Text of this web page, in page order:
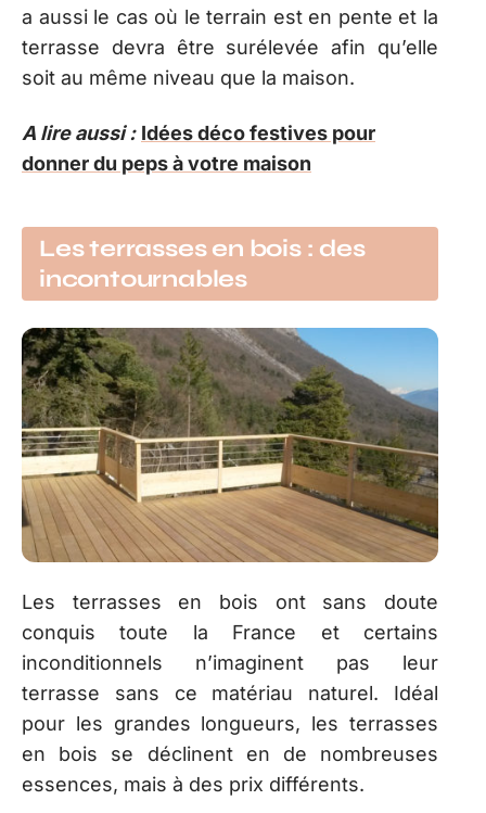
a aussi le cas où le terrain est en pente et la
terrasse devra être surélevée afin qu’elle
soit au même niveau que la maison.
A lire aussi : Idées déco festives pour
donner du peps à votre maison
Les terrasses en bois : des
incontournables
Les terrasses en bois ont sans doute
conquis toute la France et certains
inconditionnels n’imaginent pas leur
terrasse sans ce matériau naturel. Idéal
pour les grandes longueurs, les terrasses
en bois se déclinent en de nombreuses
essences, mais à des prix différents.